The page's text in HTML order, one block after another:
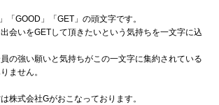
「GOOD」「GET」の頭文字です。
会いをGETして頂きたいという気持ちを一文字に込
の強い願いと気持ちがこの一文字に集約されている
ません。
株式会社Gがおこなっております。